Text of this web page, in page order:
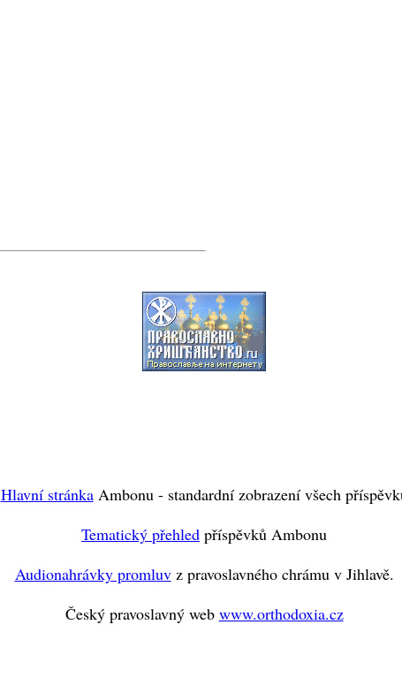
Hlavní stránkaAmbonu - standardní zobrazení všech
Tematický přehled příspěvků Ambonu
Audionahrávky promluvz pravoslavného chrámu v Jihlavě.
Český pravoslavný web www.orthodoxia.cz